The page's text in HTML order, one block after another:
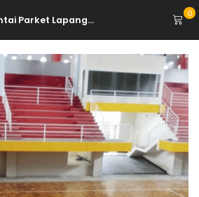
Parket Lapang...
0